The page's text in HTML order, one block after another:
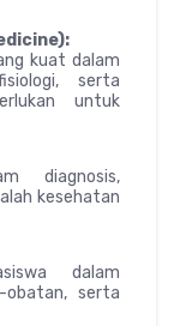
kuat dalam
serta
untuk
diagnosis,
kesehatan
dalam
serta